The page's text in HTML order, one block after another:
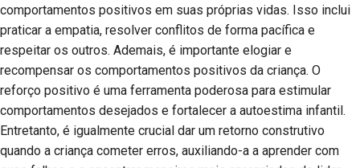
comportamentos positivos em suas próprias vidas. Isso inclui
praticar a empatia, resolver conflitos de forma pacífica e
respeitar os outros. Ademais, é importante elogiar e
recompensar os comportamentos positivos da criança. O
reforço positivo é uma ferramenta poderosa para estimular
comportamentos desejados e fortalecer a autoestima infantil.
Entretanto, é igualmente crucial dar um retorno construtivo
quando a criança cometer erros, auxiliando-a a aprender com